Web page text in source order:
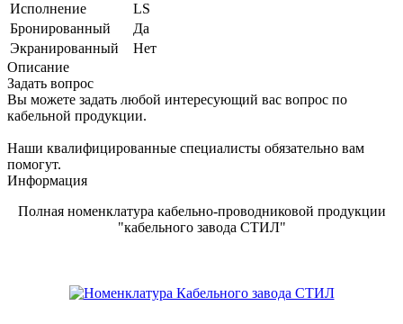
Исполнение
LS
Бронированный
Да
Экранированный
Нет
Описание
Задать вопрос
Вы можете задать любой интересующий вас вопрос по
кабельной продукции.
Наши квалифицированные специалисты обязательно вам
помогут.
Информация
Полная номенклатура кабельно-проводниковой продукции
"кабельного завода СТИЛ"